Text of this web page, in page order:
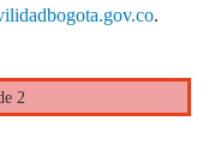
.
2